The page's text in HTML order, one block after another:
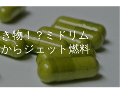
物！？ミドリム
らジェット燃料